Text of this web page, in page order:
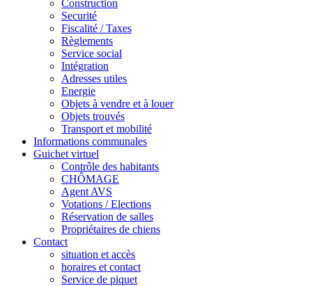
Construction
Securité
Fiscalité / Taxes
Règlements
Service social
Intégration
Adresses utiles
Energie
Objets à vendre et à louer
Objets trouvés
Transport et mobilité
Informations communales
Guichet virtuel
Contrôle des habitants
CHÔMAGE
Agent AVS
Votations / Elections
Réservation de salles
Propriétaires de chiens
Contact
situation et accès
horaires et contact
Service de piquet